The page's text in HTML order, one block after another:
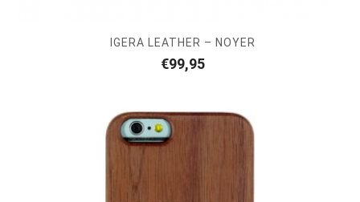
IGERA LEATHER – NOYER
€99,95